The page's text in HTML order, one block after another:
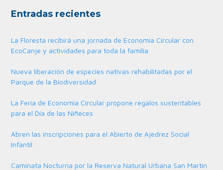
Entradas recientes
La Floresta recibirá una jornada de Economía Circular con
EcoCanje y actividades para toda la familia
Nueva liberación de especies nativas rehabilitadas por el
Parque de la Biodiversidad
La Feria de Economía Circular propone regalos sustentables
para el Día de las Niñeces
Abren las inscripciones para el Abierto de Ajedrez Social
Infantil
Caminata Nocturna por la Reserva Natural Urbana San Martín